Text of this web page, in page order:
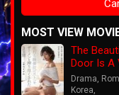
MOST VIEW
The
Door Is A
Drama
Korea